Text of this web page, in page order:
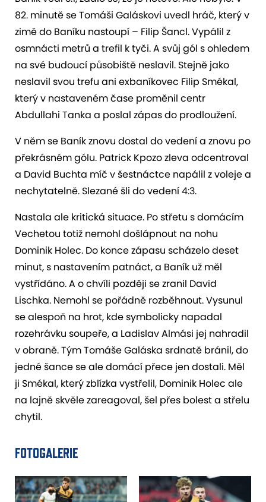
82. minutě se Tomáši Galáskovi uvedl hráč, který v
zimě do Baníku nastoupí – Filip Šancl. Vypálil z
osmnácti metrů a trefil k tyči. A svůj gól s ohledem
na své budoucí působiště neslavil. Stejně jako
neslavil svou trefu ani exbaníkovec Filip Smékal,
který v nastaveném čase proměnil centr
Abdullahi Tanka a poslal zápas do prodloužení.
V něm se Baník znovu dostal do vedení a znovu po
překrásném gólu. Patrick Kpozo zleva odcentroval
a David Buchta míč v šestnáctce napálil z voleje a
nechytatelně. Slezané šli do vedení 4:3.
Nastala ale kritická situace. Po střetu s domácím
Vechetou totiž nemohl došlápnout na nohu
Dominik Holec. Do konce zápasu scházelo deset
minut, s nastavením patnáct, a Baník už měl
vystřídáno. A o chvíli později se zranil David
Lischka. Nemohl se pořádně rozběhnout. Vysunul
se alespoň na hrot, kde symbolicky napadal
rozehrávku soupeře, a Ladislav Almási jej nahradil
v obraně. Tým Tomáše Galáska srdnatě bránil, do
jedné šance se ale domácí přece jen dostali. Měl
ji Smékal, který zblízka vystřelil, Dominik Holec ale
na lajně skvěle zareagoval, šel přes bolest a střelu
chytil.
FOTOGALERIE